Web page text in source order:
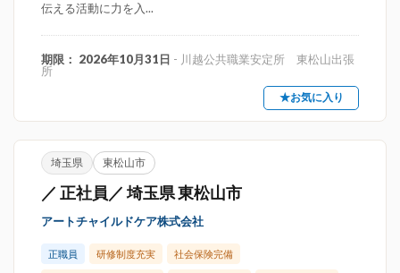
伝える活動に力を入...
期限： 2026年10月31日 - 川越公共職業安定所 東松山出張
所
★お気に入り
埼玉県 東松山市
／ 正社員／ 埼玉県 東松山市
アートチャイルドケア株式会社
正職員 研修制度充実 社会保険完備